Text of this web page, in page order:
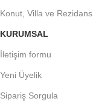
Konut, Villa ve Rezidans
KURUMSAL
İletişim formu
Yeni Üyelik
Sipariş Sorgula